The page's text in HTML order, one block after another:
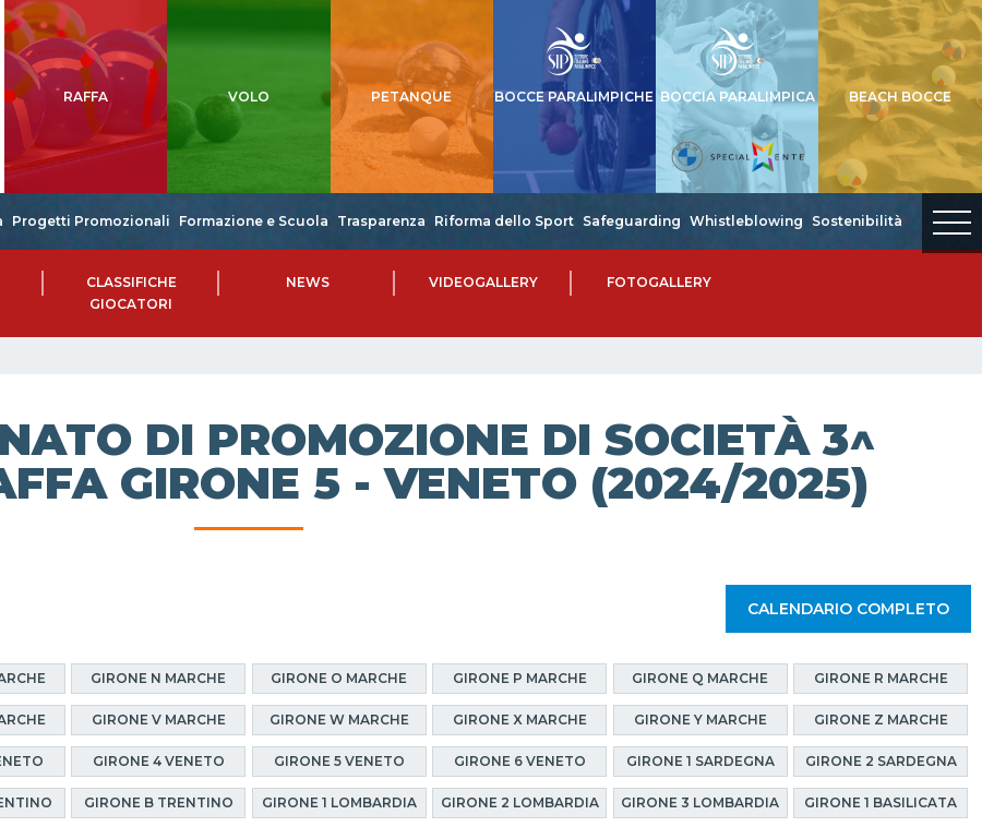
RAFFA VOLO PETANQUE BOCCE PARALIMPICHE BOCCIA PARALIMPICA BEACH BOCCE
Progetti Promozionali Formazione e Scuola Trasparenza Riforma dello Sport Safeguarding Whistleblowing Sostenibilità
CLASSIFICHE
GIOCATORI
NEWS VIDEOGALLERY FOTOGALLERY
DI PROMOZIONE DI SOCIETÀ 3^
GIRONE 5 - VENETO (2024/2025)
CALENDARIO COMPLETO
GIRONE N MARCHE GIRONE O MARCHE GIRONE P MARCHE GIRONE Q MARCHE GIRONE R MARCHE
GIRONE V MARCHE GIRONE W MARCHE GIRONE X MARCHE GIRONE Y MARCHE GIRONE Z MARCHE
GIRONE 4 VENETO GIRONE 5 VENETO GIRONE 6 VENETO GIRONE 1 SARDEGNA GIRONE 2 SARDEGNA
GIRONE B TRENTINO GIRONE 1 LOMBARDIA GIRONE 2 LOMBARDIA GIRONE 3 LOMBARDIA GIRONE 1 BASILICATA